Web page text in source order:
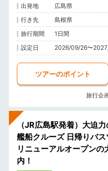
出発地
広島県
行き先
島根県
旅行期間
1日間
設定日
2026/09/26〜
ツアーのポイント
旅行企
（JR広島駅発着）大迫
艦船クルーズ 日帰りバ
リニューアルオープン
内！